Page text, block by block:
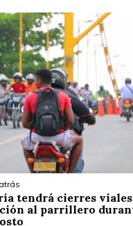
tendrá cierres
al parrillero